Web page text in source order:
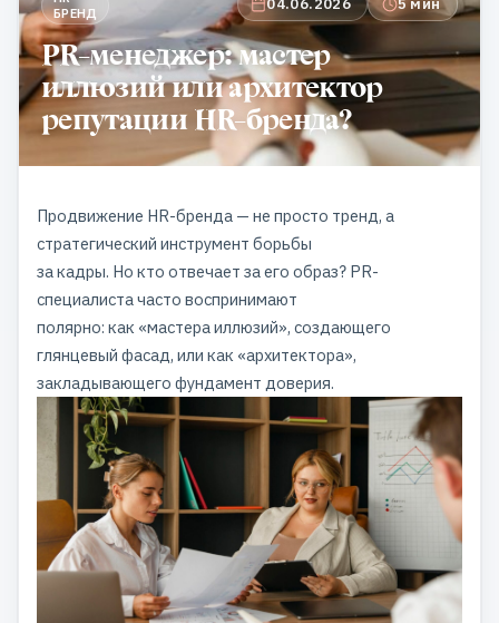
БРЕНД
04.06.2026 5 мин
PR-менеджер: мастер
иллюзий или архитектор
репутации HR-бренда?
Продвижение HR-бренда — не просто тренд, а
стратегический инструмент борьбы
за кадры. Но кто отвечает за его образ? PR-
специалиста часто воспринимают
полярно: как «мастера иллюзий», создающего
глянцевый фасад, или как «архитектора»,
закладывающего фундамент доверия.